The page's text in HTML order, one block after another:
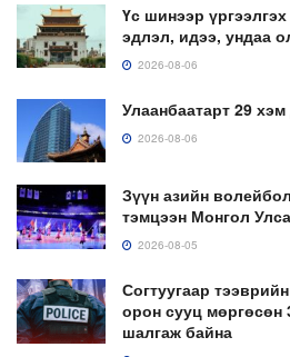
Үс шинээр
эдлэл, идээ, ундаа
2026-08-06
Улаанбаатарт 29
2026-08-06
Зүүн азийн
тэмцээн Монгол
2026-08-05
Согтуугаар
орон сууц мөргөсөн
шалгаж байна